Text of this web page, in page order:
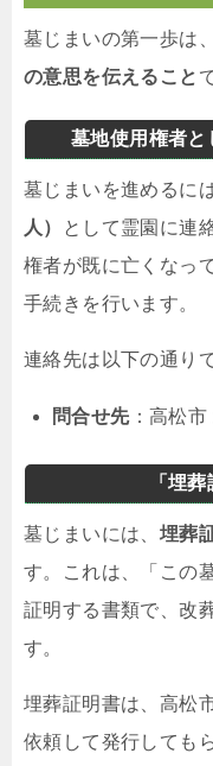
墓じまいの第一歩は、
の意思を伝えること
墓地使用権者と
墓じまいを進めるに
人）
として霊園に連
権者が既に亡くなっ
手続きを行います。
連絡先は以下の通り
問合せ先：高松市
「埋
墓じまいには、 埋葬
す。これは、「この
証明する書類で、改
す。
埋葬証明書は、高松
依頼して発行しても